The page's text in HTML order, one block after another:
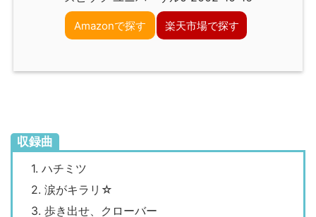
Amazonで探す 楽天市場で探す
収録曲
1. ハチミツ
2. 涙がキラリ☆
3. 歩き出せ、クローバー